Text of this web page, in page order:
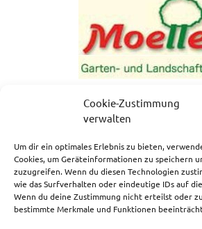
Cookie-Zustimmung
verwalten
Um dir ein optimales Erlebnis zu bieten,
Cookies, um Geräteinformationen zu speichern
zuzugreifen. Wenn du diesen Technologien
wie das Surfverhalten oder eindeutige IDs auf
Wenn du deine Zustimmung nicht erteilst oder
bestimmte Merkmale und Funktionen
NEWSLETTERANMELDUNG